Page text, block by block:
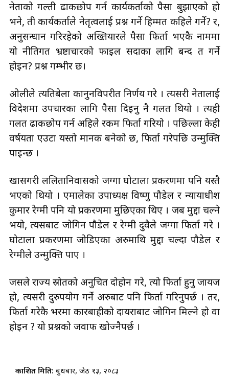
नेताको गल्ती ढाकछोप गर्न कार्यकर्ताको पैसा बुझाएको हो
भने, ती कार्यकर्ताले नेतृत्वलाई प्रश्न गर्ने हिम्मत कहिले गर्ने? र,
अनुसन्धान गरिरहेको अख्तियारले पैसा फिर्ता भएकै नाममा
यो नीतिगत भ्रष्टाचारको फाइल सदाका लागि बन्द त गर्ने
होइन? प्रश्न गम्भीर छ।
ओलीले त्यतिबेला कानुनविपरीत निर्णय गरे । त्यसरी नेतालाई
विदेशमा उपचारका लागि पैसा दिइनु नै गलत थियो । त्यही
गलत ढाकछोप गर्न अहिले रकम फिर्ता गरियो । पछिल्ला केही
वर्षयता एउटा यस्तो मानक बनेको छ, फिर्ता गरेपछि उन्मुक्ति
पाइन्छ ।
खासगरी ललितानिवासको जग्गा घोटाला प्रकरणमा पनि यस्तै
भएको थियो । एमालेका उपाध्यक्ष विष्णु पौडेल र न्यायाधीश
कुमार रेग्मी पनि यो प्रकरणमा मुछिएका थिए । जब मुद्दा चल्ने
भयो, त्यसबाट जोगिन पौडेल र रेग्मी दुवैले जग्गा फिर्ता गरे ।
घोटाला प्रकरणमा जोडिएका अरुमाथि मुद्दा चल्दा पौडेल र
रेग्मीले उन्मुक्ति पाए ।
जसले राज्य स्रोतको अनुचित दोहोन गरे, त्यो फिर्ता हुनु जायज
हो, त्यसरी दुरुपयोग गर्ने अरुबाट पनि फिर्ता गरिनुपर्छ । तर,
फिर्ता गरेकै भरमा कारबाहीको दायराबाट जोगिन मिल्ने हो वा
होइन ? यो प्रश्नको जवाफ खोज्नैपर्छ ।
प्रकाशित मिति: बुधबार, जेठ १३, २०८३